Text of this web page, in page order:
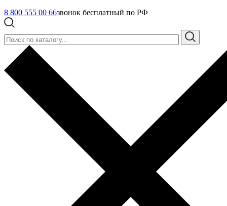
8 800 555 00 66звонок бесплатный по РФ